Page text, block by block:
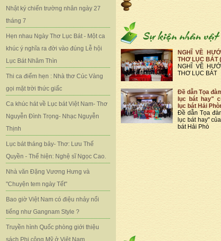
Nhật ký chiến trường nhân ngày 27
tháng 7
Hẹn nhau Ngày Thơ Lục Bát - Một ca
khúc ý nghĩa ra đời vào đúng Lễ hội
Lục Bát Nhâm Thìn
Thi ca điểm hẹn : Nhà thơ Cúc Vàng
gọi mặt trời thức giấc
Ca khúc hát về Lục bát Việt Nam- Thơ
Nguyễn Đình Trọng- Nhạc Nguyễn
Thịnh
Lục bát tháng bảy- Thơ: Lưu Thế
Quyền - Thể hiện: Nghệ sĩ Ngọc Cao.
Nhà văn Đặng Vương Hưng và
"Chuyện tem ngày Tết"
Bao giờ Việt Nam có điệu nhảy nổi
tiếng như Gangnam Style ?
Truyền hình Quốc phòng giới thiệu
sách Phi công Mỹ ở Việt Nam
NGHĨ VỀ
THƠ LỤC BÁT
NGHĨ VỀ
THƠ LỤC BÁT
Đề dẫn Tọa
lục bát hay"
lục bát Hải
Đề dẫn Tọa
lục bát hay"
bát Hải Phò